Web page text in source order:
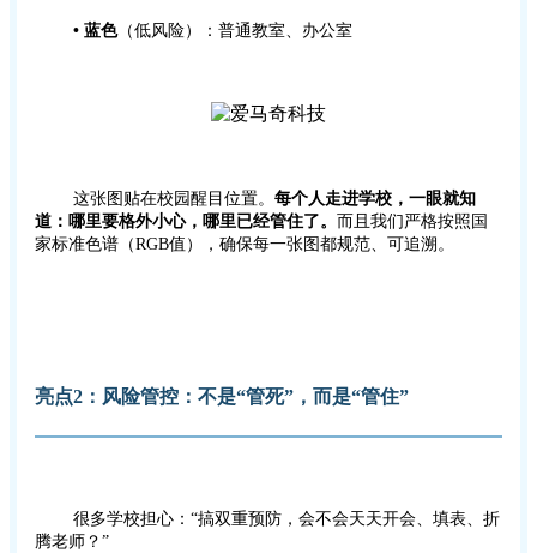
• 蓝色（低风险）：普通教室、办公室
这张图贴在校园醒目位置。 每个人走进学校，一眼就知
道：哪里要格外小心，哪里已经管住了。 而且我们严格按照国
家标准色谱（RGB值），确保每一张图都规范、可追溯。
亮点2： 风险管控：不是“管死”，而是“管住”
很多学校担心：“搞双重预防，会不会天天开会、填表、折
腾老师？”